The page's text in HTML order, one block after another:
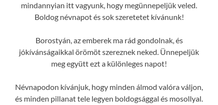
mindannyian itt vagyunk, hogy megünnepeljük veled.
Boldog névnapot és sok szeretetet kívánunk!
Borostyán, az emberek ma rád gondolnak, és
jókívánságaikkal örömöt szereznek neked. Ünnepeljük
meg együtt ezt a különleges napot!
Névnapodon kívánjuk, hogy minden álmod valóra váljon,
és minden pillanat tele legyen boldogsággal és mosollyal.